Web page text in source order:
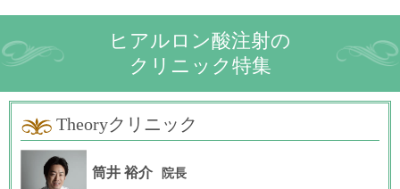
ヒアルロン酸注射の
クリニック特集
Theoryクリニック
筒井 裕介 院長